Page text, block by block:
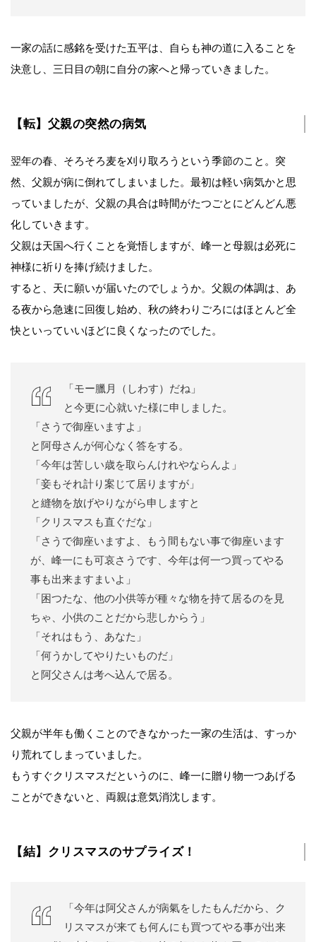
一家の話に感銘を受けた五平は、自らも神の道に入ることを
決意し、三日目の朝に自分の家へと帰っていきました。
【転】父親の突然の病気
翌年の春、そろそろ麦を刈り取ろうという季節のこと。突
然、父親が病に倒れてしまいました。最初は軽い病気かと思
っていましたが、父親の具合は時間がたつごとにどんどん悪
化していきます。
父親は天国へ行くことを覚悟しますが、峰一と母親は必死に
神様に祈りを捧げ続けました。
すると、天に願いが届いたのでしょうか。父親の体調は、あ
る夜から急速に回復し始め、秋の終わりごろにはほとんど全
快といっていいほどに良くなったのでした。
「モー臘月（しわす）だね」
と今更に心就いた様に申しました。
「さうで御座いますよ」
と阿母さんが何心なく答をする。
「今年は苦しい歳を取らんけれやならんよ」
「妾もそれ計り案じて居りますが」
と縫物を放げやりながら申しますと
「クリスマスも直ぐだな」
「さうで御座いますよ、もう間もない事で御座います
が、峰一にも可哀さうです、今年は何一つ買ってやる
事も出来ますまいよ」
「困つたな、他の小供等が種々な物を持て居るのを見
ちゃ、小供のことだから悲しからう」
「それはもう、あなた」
「何うかしてやりたいものだ」
と阿父さんは考へ込んで居る。
父親が半年も働くことのできなかった一家の生活は、すっか
り荒れてしまっていました。
もうすぐクリスマスだというのに、峰一に贈り物一つあげる
ことができないと、両親は意気消沈します。
【結】クリスマスのサプライズ！
「今年は阿父さんが病氣をしたもんだから、ク
リスマスが来ても何んにも買つてやる事が出来